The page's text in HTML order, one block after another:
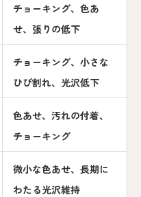
チョーキング、色あ
せ、張りの低下
チョーキング、小さな
ひび割れ、光沢低下
色あせ、汚れの付着、
チョーキング
微小な色あせ、長期に
わたる光沢維持